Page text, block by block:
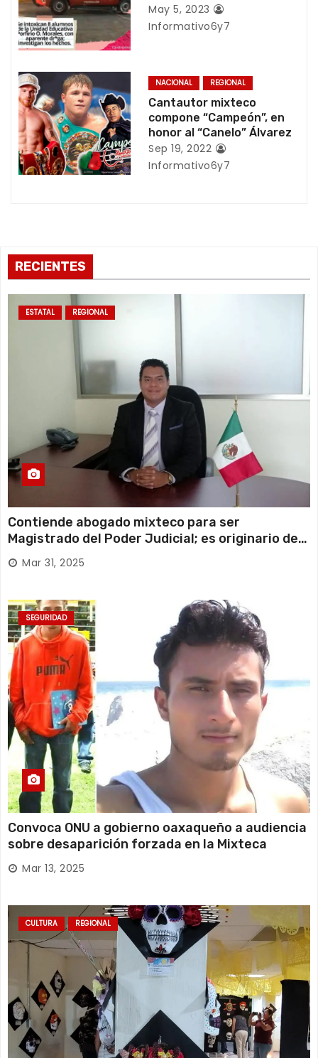
e
n
t
r
a
d
May 5, 2023
Informativo6y7
NACIONAL REGIONAL
Cantautor mixteco
compone “Campeón”, en
honor al “Canelo” Álvarez
Sep 19, 2022
Informativo6y7
RECIENTES
ESTATAL REGIONAL
Contiende abogado mixteco para ser
Magistrado del Poder Judicial; es originario de
Huajuapan de León
Mar 31, 2025
SEGURIDAD
Convoca ONU a gobierno oaxaqueño a audiencia
sobre desaparición forzada en la Mixteca
Mar 13, 2025
CULTURA REGIONAL